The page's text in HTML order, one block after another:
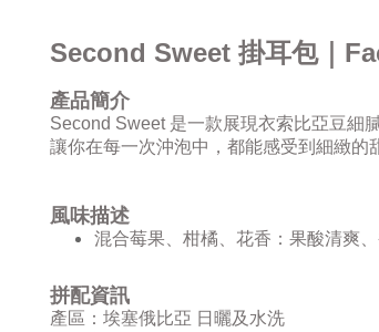
Second Sweet 掛耳包｜
產品簡介
Second Sweet 是一款展現衣索比亞豆細
讓你在每一次沖泡中，都能感受到細緻的
風味描述
混合莓果、柑橘、花香：果酸清爽
拼配資訊
產區：埃塞俄比亞 日曬及水洗